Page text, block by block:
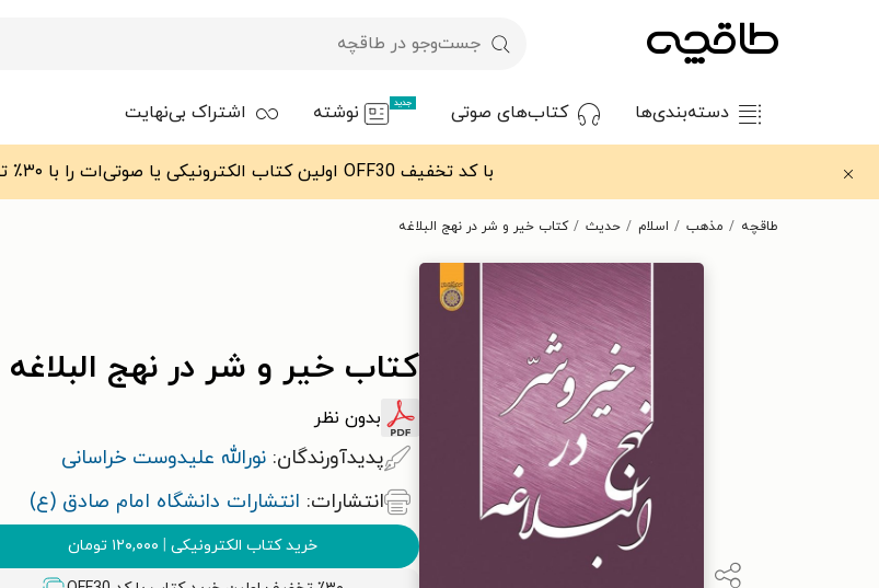
دسته‌بندی‌ها کتاب‌های صوتی جدید نوشته اشتراک بی‌نهایت
با کد تخفیف OFF30 اولین کتاب الکترونیکی یا صوتی‌ات را با ۳۰٪ تخفیف از طاقچه دریافت کن.
طاقچه مذهب اسلام حدیث کتاب خیر و شر در نهج البلاغه
کتاب خیر و شر در نهج البلاغه
بدون نظر
پدیدآورندگان: نورالله علیدوست خراسانی
انتشارات: انتشارات دانشگاه امام صادق (ع)
خرید کتاب الکترونیکی | ۱۲۰,۰۰۰ تومان